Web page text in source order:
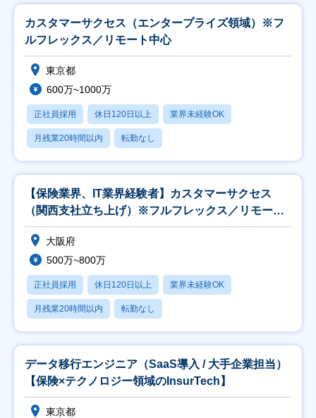
カスタマーサクセス（エンタープライズ領域）※フ
ルフレックス／リモート中心
東京都
600万~1000万
正社員採用 休日120日以上 業界未経験OK
月残業20時間以内 転勤なし
【保険業界、IT業界経験者】カスタマーサクセス
（関西支社立ち上げ）※フルフレックス／リモート
中心
大阪府
500万~800万
正社員採用 休日120日以上 業界未経験OK
月残業20時間以内 転勤なし
データ移行エンジニア（SaaS導入 / 大手企業担当）
【保険×テクノロジー領域のInsurTech】
東京都